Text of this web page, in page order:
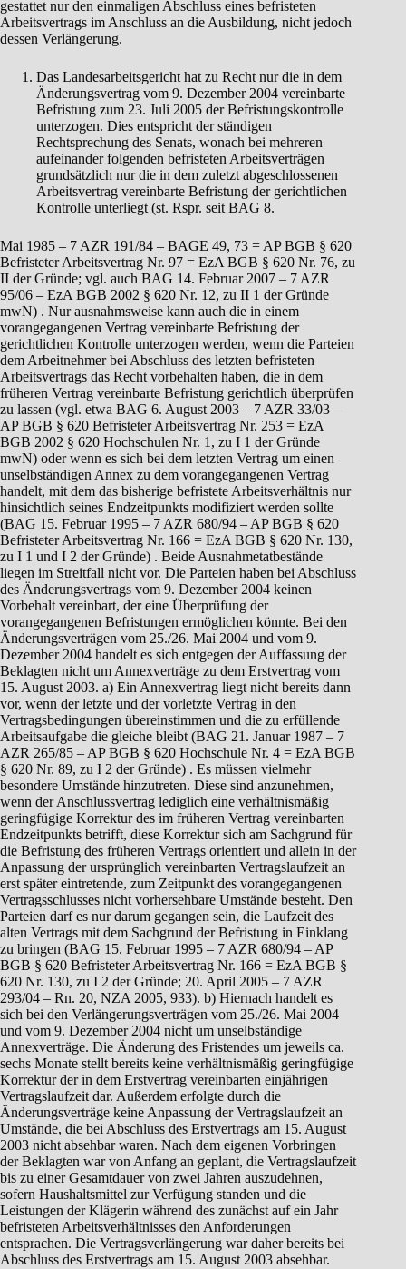
gestattet nur den einmaligen Abschluss eines befristeten
Arbeitsvertrags im Anschluss an die Ausbildung, nicht jedoch
dessen Verlängerung.
Das Landesarbeitsgericht hat zu Recht nur die in dem
Änderungsvertrag vom 9. Dezember 2004 vereinbarte
Befristung zum 23. Juli 2005 der Befristungskontrolle
unterzogen. Dies entspricht der ständigen
Rechtsprechung des Senats, wonach bei mehreren
aufeinander folgenden befristeten Arbeitsverträgen
grundsätzlich nur die in dem zuletzt abgeschlossenen
Arbeitsvertrag vereinbarte Befristung der gerichtlichen
Kontrolle unterliegt (st. Rspr. seit BAG 8.
Mai 1985 – 7 AZR 191/84 – BAGE 49, 73 = AP BGB § 620
Befristeter Arbeitsvertrag Nr. 97 = EzA BGB § 620 Nr. 76, zu
II der Gründe; vgl. auch BAG 14. Februar 2007 – 7 AZR
95/06 – EzA BGB 2002 § 620 Nr. 12, zu II 1 der Gründe
mwN) . Nur ausnahmsweise kann auch die in einem
vorangegangenen Vertrag vereinbarte Befristung der
gerichtlichen Kontrolle unterzogen werden, wenn die Parteien
dem Arbeitnehmer bei Abschluss des letzten befristeten
Arbeitsvertrags das Recht vorbehalten haben, die in dem
früheren Vertrag vereinbarte Befristung gerichtlich überprüfen
zu lassen (vgl. etwa BAG 6. August 2003 – 7 AZR 33/03 –
AP BGB § 620 Befristeter Arbeitsvertrag Nr. 253 = EzA
BGB 2002 § 620 Hochschulen Nr. 1, zu I 1 der Gründe
mwN) oder wenn es sich bei dem letzten Vertrag um einen
unselbständigen Annex zu dem vorangegangenen Vertrag
handelt, mit dem das bisherige befristete Arbeitsverhältnis nur
hinsichtlich seines Endzeitpunkts modifiziert werden sollte
(BAG 15. Februar 1995 – 7 AZR 680/94 – AP BGB § 620
Befristeter Arbeitsvertrag Nr. 166 = EzA BGB § 620 Nr. 130,
zu I 1 und I 2 der Gründe) . Beide Ausnahmetatbestände
liegen im Streitfall nicht vor. Die Parteien haben bei Abschluss
des Änderungsvertrags vom 9. Dezember 2004 keinen
Vorbehalt vereinbart, der eine Überprüfung der
vorangegangenen Befristungen ermöglichen könnte. Bei den
Änderungsverträgen vom 25./26. Mai 2004 und vom 9.
Dezember 2004 handelt es sich entgegen der Auffassung der
Beklagten nicht um Annexverträge zu dem Erstvertrag vom
15. August 2003. a) Ein Annexvertrag liegt nicht bereits dann
vor, wenn der letzte und der vorletzte Vertrag in den
Vertragsbedingungen übereinstimmen und die zu erfüllende
Arbeitsaufgabe die gleiche bleibt (BAG 21. Januar 1987 – 7
AZR 265/85 – AP BGB § 620 Hochschule Nr. 4 = EzA BGB
§ 620 Nr. 89, zu I 2 der Gründe) . Es müssen vielmehr
besondere Umstände hinzutreten. Diese sind anzunehmen,
wenn der Anschlussvertrag lediglich eine verhältnismäßig
geringfügige Korrektur des im früheren Vertrag vereinbarten
Endzeitpunkts betrifft, diese Korrektur sich am Sachgrund für
die Befristung des früheren Vertrags orientiert und allein in der
Anpassung der ursprünglich vereinbarten Vertragslaufzeit an
erst später eintretende, zum Zeitpunkt des vorangegangenen
Vertragsschlusses nicht vorhersehbare Umstände besteht. Den
Parteien darf es nur darum gegangen sein, die Laufzeit des
alten Vertrags mit dem Sachgrund der Befristung in Einklang
zu bringen (BAG 15. Februar 1995 – 7 AZR 680/94 – AP
BGB § 620 Befristeter Arbeitsvertrag Nr. 166 = EzA BGB §
620 Nr. 130, zu I 2 der Gründe; 20. April 2005 – 7 AZR
293/04 – Rn. 20, NZA 2005, 933). b) Hiernach handelt es
sich bei den Verlängerungsverträgen vom 25./26. Mai 2004
und vom 9. Dezember 2004 nicht um unselbständige
Annexverträge. Die Änderung des Fristendes um jeweils ca.
sechs Monate stellt bereits keine verhältnismäßig geringfügige
Korrektur der in dem Erstvertrag vereinbarten einjährigen
Vertragslaufzeit dar. Außerdem erfolgte durch die
Änderungsverträge keine Anpassung der Vertragslaufzeit an
Umstände, die bei Abschluss des Erstvertrags am 15. August
2003 nicht absehbar waren. Nach dem eigenen Vorbringen
der Beklagten war von Anfang an geplant, die Vertragslaufzeit
bis zu einer Gesamtdauer von zwei Jahren auszudehnen,
sofern Haushaltsmittel zur Verfügung standen und die
Leistungen der Klägerin während des zunächst auf ein Jahr
befristeten Arbeitsverhältnisses den Anforderungen
entsprachen. Die Vertragsverlängerung war daher bereits bei
Abschluss des Erstvertrags am 15. August 2003 absehbar.